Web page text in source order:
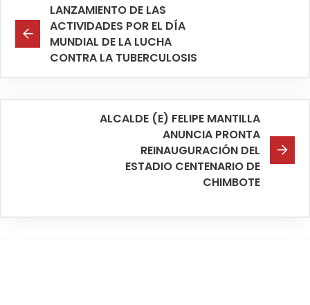
LANZAMIENTO DE LAS
ACTIVIDADES POR EL DÍA
MUNDIAL DE LA LUCHA
CONTRA LA TUBERCULOSIS
ALCALDE (E) FELIPE MANTILLA
ANUNCIA PRONTA
REINAUGURACIÓN DEL
ESTADIO CENTENARIO DE
CHIMBOTE